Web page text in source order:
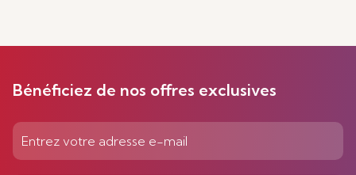
Bénéficiez de nos offres exclusives